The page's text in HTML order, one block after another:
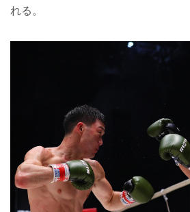
れる。